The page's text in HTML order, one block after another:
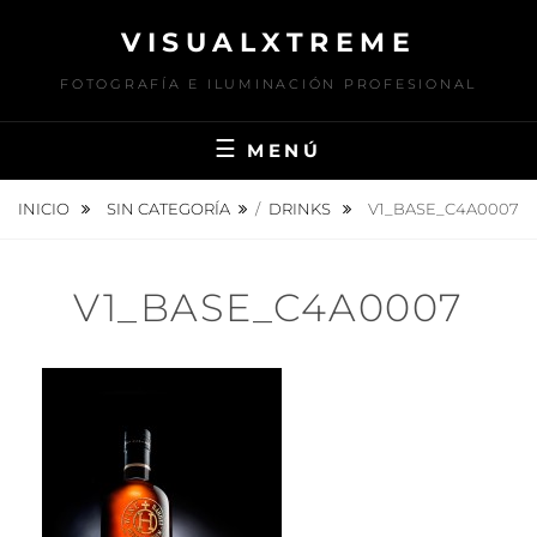
contenido
VISUALXTREME
FOTOGRAFÍA E ILUMINACIÓN PROFESIONAL
MENÚ
INICIO SIN CATEGORÍA / DRINKS V1_BASE_C4A0007
V1_BASE_C4A0007